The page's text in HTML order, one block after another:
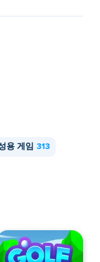
용 게임 313